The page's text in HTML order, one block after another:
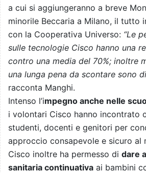
a cui si aggiungeranno a breve
minorile Beccaria a Milano, il tutto
con la Cooperativa Universo: “Le
sulle tecnologie Cisco hanno una
contro una media del 70%; inoltre
una lunga pena da scontare sono
racconta Manghi.
Intenso l’impegno anche nelle
i volontari Cisco hanno incontrato
studenti, docenti e genitori per
approccio consapevole e sicuro al
Cisco inoltre ha permesso di dare
sanitaria continuativa ai bambini